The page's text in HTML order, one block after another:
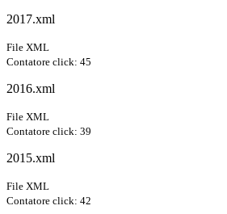
2017.xml
File XML
Contatore click: 45
2016.xml
File XML
Contatore click: 39
2015.xml
File XML
Contatore click: 42